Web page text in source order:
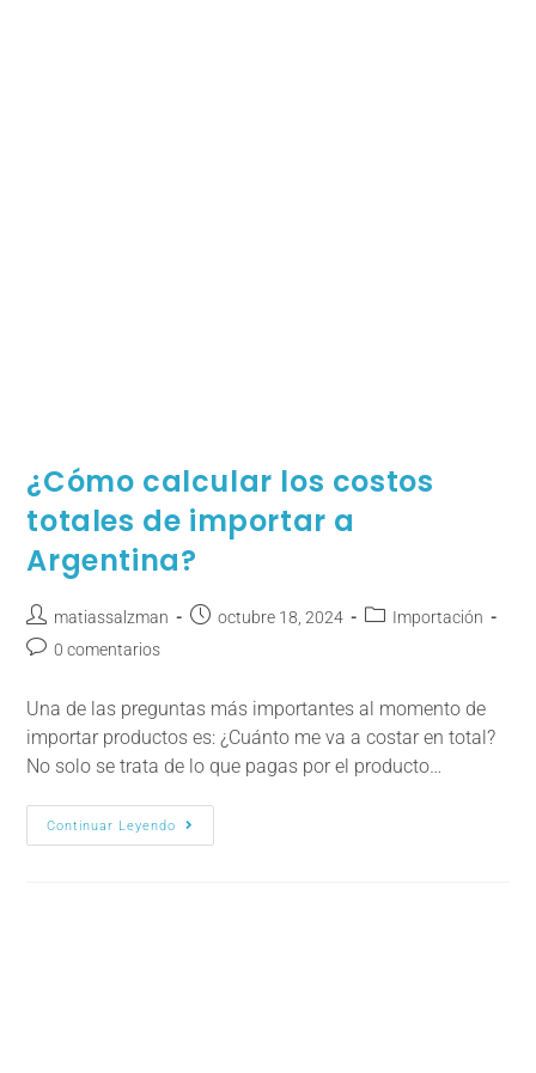
¿Cómo calcular los costos
totales de importar a
Argentina?
matiassalzman octubre 18, 2024
Importación
0 comentarios
Una de las preguntas más importantes al momento de
importar productos es: ¿Cuánto me va a costar en total?
No solo se trata de lo que pagas por el producto…
Continuar Leyendo